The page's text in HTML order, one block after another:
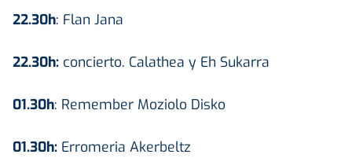
22.30h: Flan Jana
22.30h: concierto. Calathea y Eh Sukarra
01.30h: Remember Moziolo Disko
01.30h: Erromeria Akerbeltz